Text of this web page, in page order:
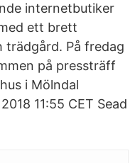
internetbutiker
ett brett
På fredag
på pressträff
i Mölndal
11:55 CET Sead